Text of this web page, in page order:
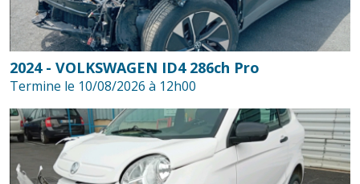
2024 - VOLKSWAGEN ID4 286ch Pro
Termine le 10/08/2026 à 12h00